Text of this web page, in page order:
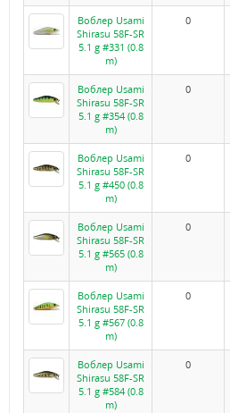
Воблер Usami
Shirasu 58F-SR
5.1 g #331 (0.8
m)
0
Воблер Usami
Shirasu 58F-SR
5.1 g #354 (0.8
m)
0
Воблер Usami
Shirasu 58F-SR
5.1 g #450 (0.8
m)
0
Воблер Usami
Shirasu 58F-SR
5.1 g #565 (0.8
m)
0
Воблер Usami
Shirasu 58F-SR
5.1 g #567 (0.8
m)
0
Воблер Usami
Shirasu 58F-SR
5.1 g #584 (0.8
m)
0